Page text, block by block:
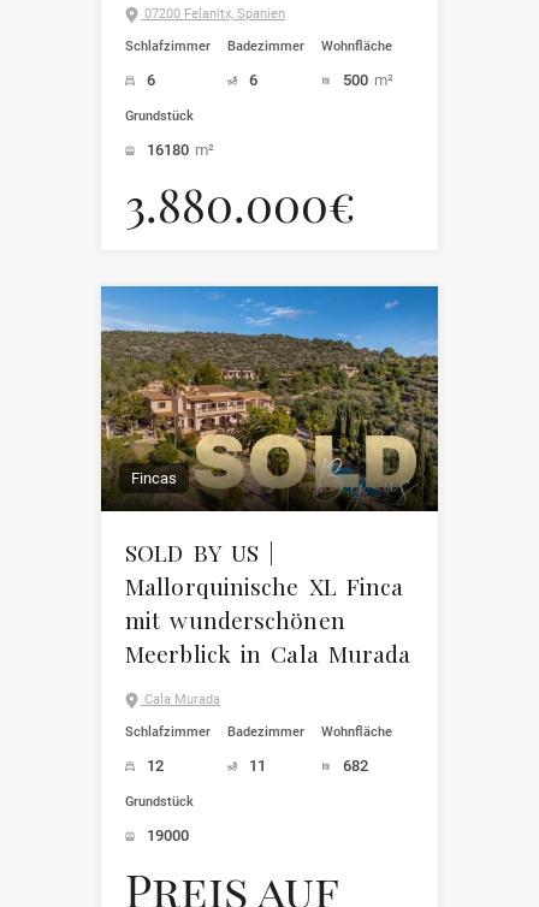
07200 Felanitx, Spanien
Schlafzimmer
6
Badezimmer
6
Wohnfläche
500 m²
Grundstück
16180 m²
3.880.000€
Fincas
SOLD BY US |
Mallorquinische XL Finca
mit wunderschönen
Meerblick in Cala Murada
Cala Murada
Schlafzimmer
12
Badezimmer
11
Wohnfläche
682
Grundstück
19000
Preis auf